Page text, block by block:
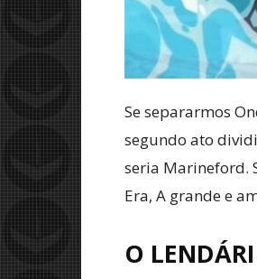
Se separarmos
segundo ato
seria Marineford.
Era, A grande e
O